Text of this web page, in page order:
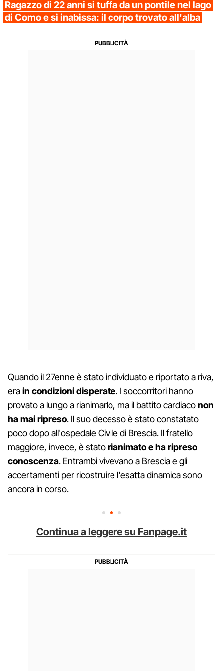
Ragazzo di 22 anni si tuffa da un pontile nel lago
di Como e si inabissa: il corpo trovato all'alba
Quando il 27enne è stato individuato e riportato a riva,
erain condizioni disperate. I soccorritori hanno
provato a lungo a rianimarlo, ma il battito cardiaconon
ha mai ripreso. Il suo decesso è stato constatato
poco dopo all'ospedale Civile di Brescia. Il fratello
maggiore, invece, è statorianimato e ha ripreso
conoscenza. Entrambi vivevano a Brescia e gli
accertamenti per ricostruire l'esatta dinamica sono
ancora in corso.
Continua a leggere su Fanpage.it